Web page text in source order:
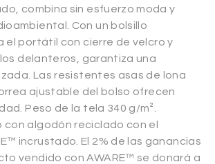
combina sin esfuerzo moda y
Con un bolsillo
el portátil con cierre de velcro y
delanteros, garantiza una
Las resistentes asas de lona
ajustable del bolso ofrecen
Peso de la tela 340 g/m².
algodón reciclado con el
incrustado. El 2% de las ganancias
vendido con AWARE™ se donará a